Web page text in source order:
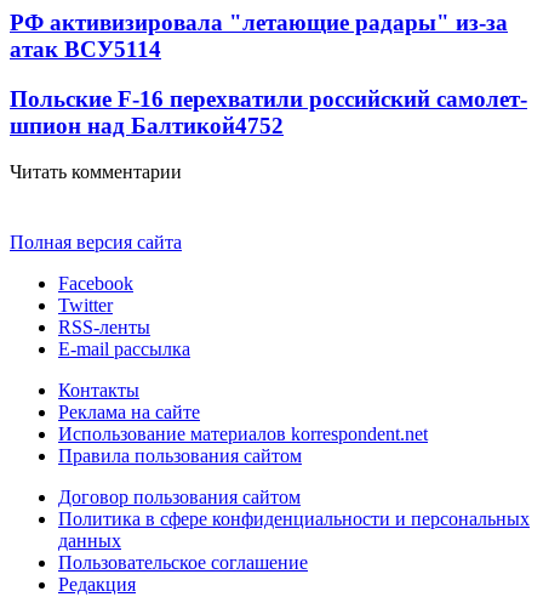
РФ активизировала "летающие радары" из-за
атак ВСУ5114
Польские F-16 перехватили российский самолет-
шпион над Балтикой4752
Читать комментарии
Полная версия сайта
Facebook
Twitter
RSS-ленты
E-mail рассылка
Контакты
Реклама на сайте
Использование материалов korrespondent.net
Правила пользования сайтом
Договор пользования сайтом
Политика в сфере конфиденциальности и персональных
данных
Пользовательское соглашение
Редакция